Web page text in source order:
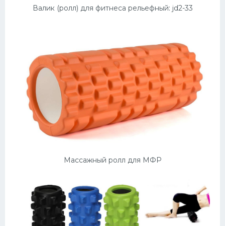
Валик (ролл) для фитнеса рельефный: jd2-33
Массажный ролл для МФР